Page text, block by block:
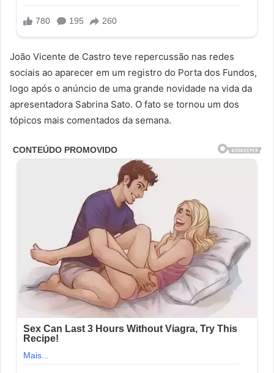
João Vicente de Castro teve repercussão nas redes
sociais ao aparecer em um registro do Porta dos Fundos,
logo após o anúncio de uma grande novidade na vida da
apresentadora Sabrina Sato. O fato se tornou um dos
tópicos mais comentados da semana.